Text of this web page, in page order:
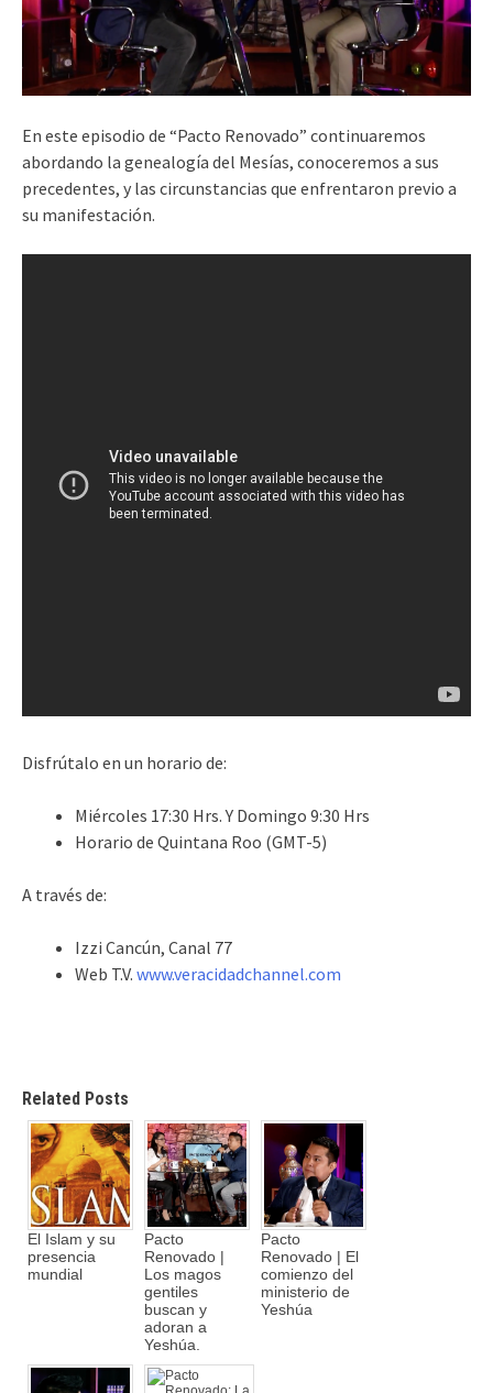
En este episodio de “Pacto Renovado” continuaremos
abordando la genealogía del Mesías, conoceremos a sus
precedentes, y las circunstancias que enfrentaron previo a
su manifestación.
Disfrútalo en un horario de:
Miércoles 17:30 Hrs. Y Domingo 9:30 Hrs
Horario de Quintana Roo (GMT-5)
A través de:
Izzi Cancún, Canal 77
Web T.V. www.veracidadchannel.com
Related Posts
El Islam y su
presencia
mundial
Pacto
Renovado |
Los magos
gentiles
buscan y
adoran a
Yeshúa.
Pacto
Renovado | El
comienzo del
ministerio de
Yeshúa